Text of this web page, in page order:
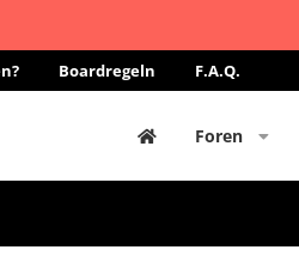
Boardregeln F.A.Q.
Foren